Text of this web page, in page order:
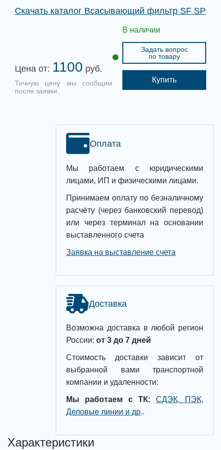
Скачать каталог Всасывающий фильтр SF SP
Цена от: 1100 руб.
Точную цену мы сообщим
после заявки.
В наличии
Задать вопрос
по товару
Купить
Оплата
Мы работаем с юридическими
лицами, ИП и физическими лицами.
Принимаем оплату по безналичному
расчёту (через банковский перевод)
или через терминал на основании
выставленного счета
Заявка на выставление счета
Доставка
Возможна доставка в любой регион
России: от 3 до 7 дней
Стоимость доставки зависит от
выбранной вами транспортной
компании и удаленности:
Мы работаем с ТК:
СДЭК, ПЭК,
Деловые линии и др..
Характеристики